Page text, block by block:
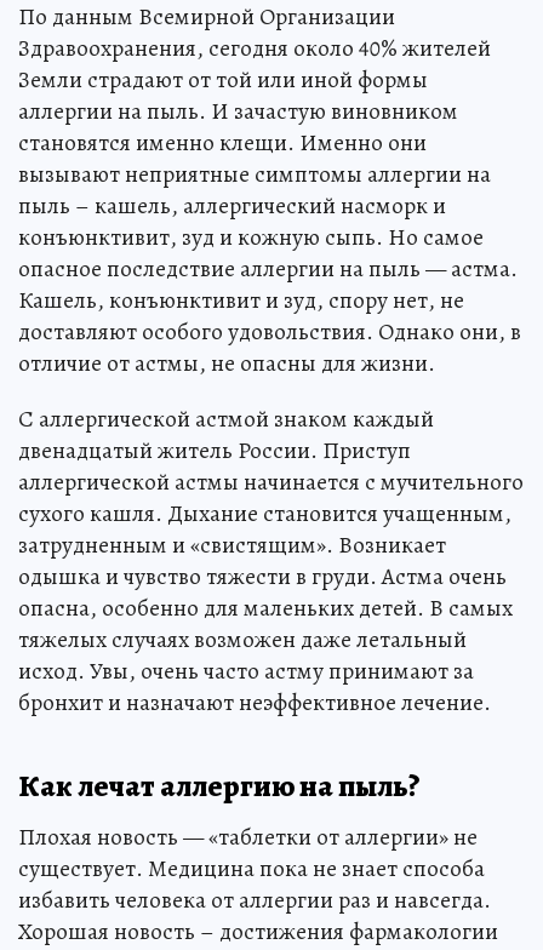
По данным Всемирной Организации
Здравоохранения, сегодня около 40% жителей
Земли страдают от той или иной формы
аллергии на пыль. И зачастую виновником
становятся именно клещи. Именно они
вызывают неприятные симптомы аллергии на
пыль – кашель, аллергический насморк и
конъюнктивит, зуд и кожную сыпь. Но самое
опасное последствие аллергии на пыль — астма.
Кашель, конъюнктивит и зуд, спору нет, не
доставляют особого удовольствия. Однако они, в
отличие от астмы, не опасны для жизни.
С аллергической астмой знаком каждый
двенадцатый житель России. Приступ
аллергической астмы начинается с мучительного
сухого кашля. Дыхание становится учащенным,
затрудненным и «свистящим». Возникает
одышка и чувство тяжести в груди. Астма очень
опасна, особенно для маленьких детей. В самых
тяжелых случаях возможен даже летальный
исход. Увы, очень часто астму принимают за
бронхит и назначают неэффективное лечение.
Как лечат аллергию на пыль?
Плохая новость — «таблетки от аллергии» не
существует. Медицина пока не знает способа
избавить человека от аллергии раз и навсегда.
Хорошая новость – достижения фармакологии